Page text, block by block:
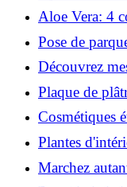
rampant à
Aloe Vera: 4
parfait!
Pose de
pour un sol
Découvrez
vertus du raisin!
Plaque de
à les coller
Cosmétiques
transformer
Plantes
meilleures
Marchez